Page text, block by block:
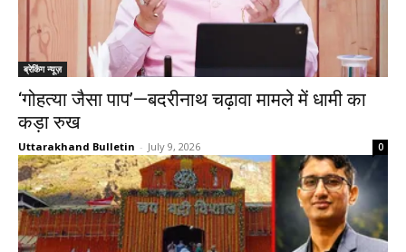
ब्रेकिंग न्यूज़
‘गोहत्या जैसा पाप’—बदरीनाथ चढ़ावा मामले में धामी का
कड़ा रुख
Uttarakhand Bulletin - July 9, 2026 0